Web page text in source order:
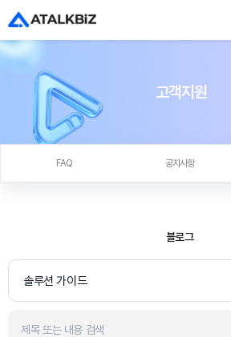
고객지원
FAQ 공지사항
블로그